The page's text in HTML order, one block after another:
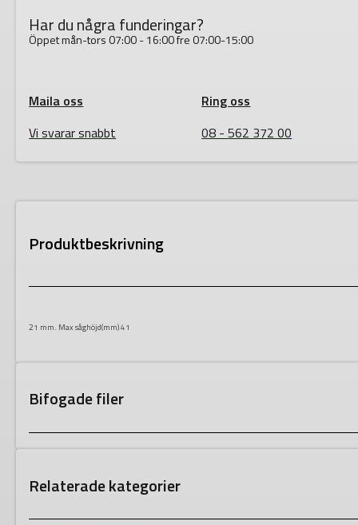
Har du några funderingar?
Öppet mån-tors 07:00 - 16:00 fre 07:00-15:00
Maila oss
Vi svarar snabbt
Ring oss
08 - 562 372 00
Produktbeskrivning
21 mm. Max såghöjd(mm) 41
Bifogade filer
Relaterade kategorier